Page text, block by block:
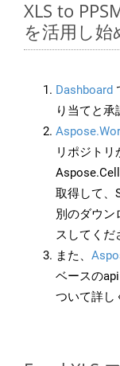
XLS to
を活用し始
Dashboard
り当てと
リポジト
取得して、
別のダウン
スしてくだ
また、
ベースの
ついて詳し